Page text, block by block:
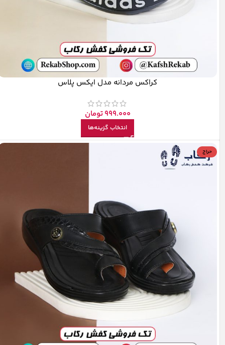
کراکس مردانه مدل ایکس پلاس
999.000تومان
انتخاب گزینه‌ها
حراج